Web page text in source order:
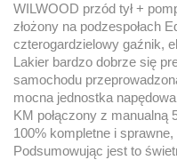
WILWOOD przód tył +
złożony na podzespołach
czterogardzielowy gaźnik,
Lakier bardzo dobrze się
samochodu
mocna jednostka
KM połączony z manualną
100% kompletne i
Podsumowując jest to